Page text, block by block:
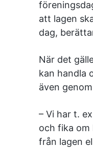
att lagen
dag,
När det
kan handla
även
– Vi har t.
och fika om
från lagen